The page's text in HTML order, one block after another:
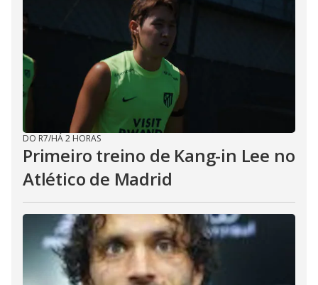
DO R7/HÁ 2 HORAS
Primeiro treino de Kang-in Lee no
Atlético de Madrid